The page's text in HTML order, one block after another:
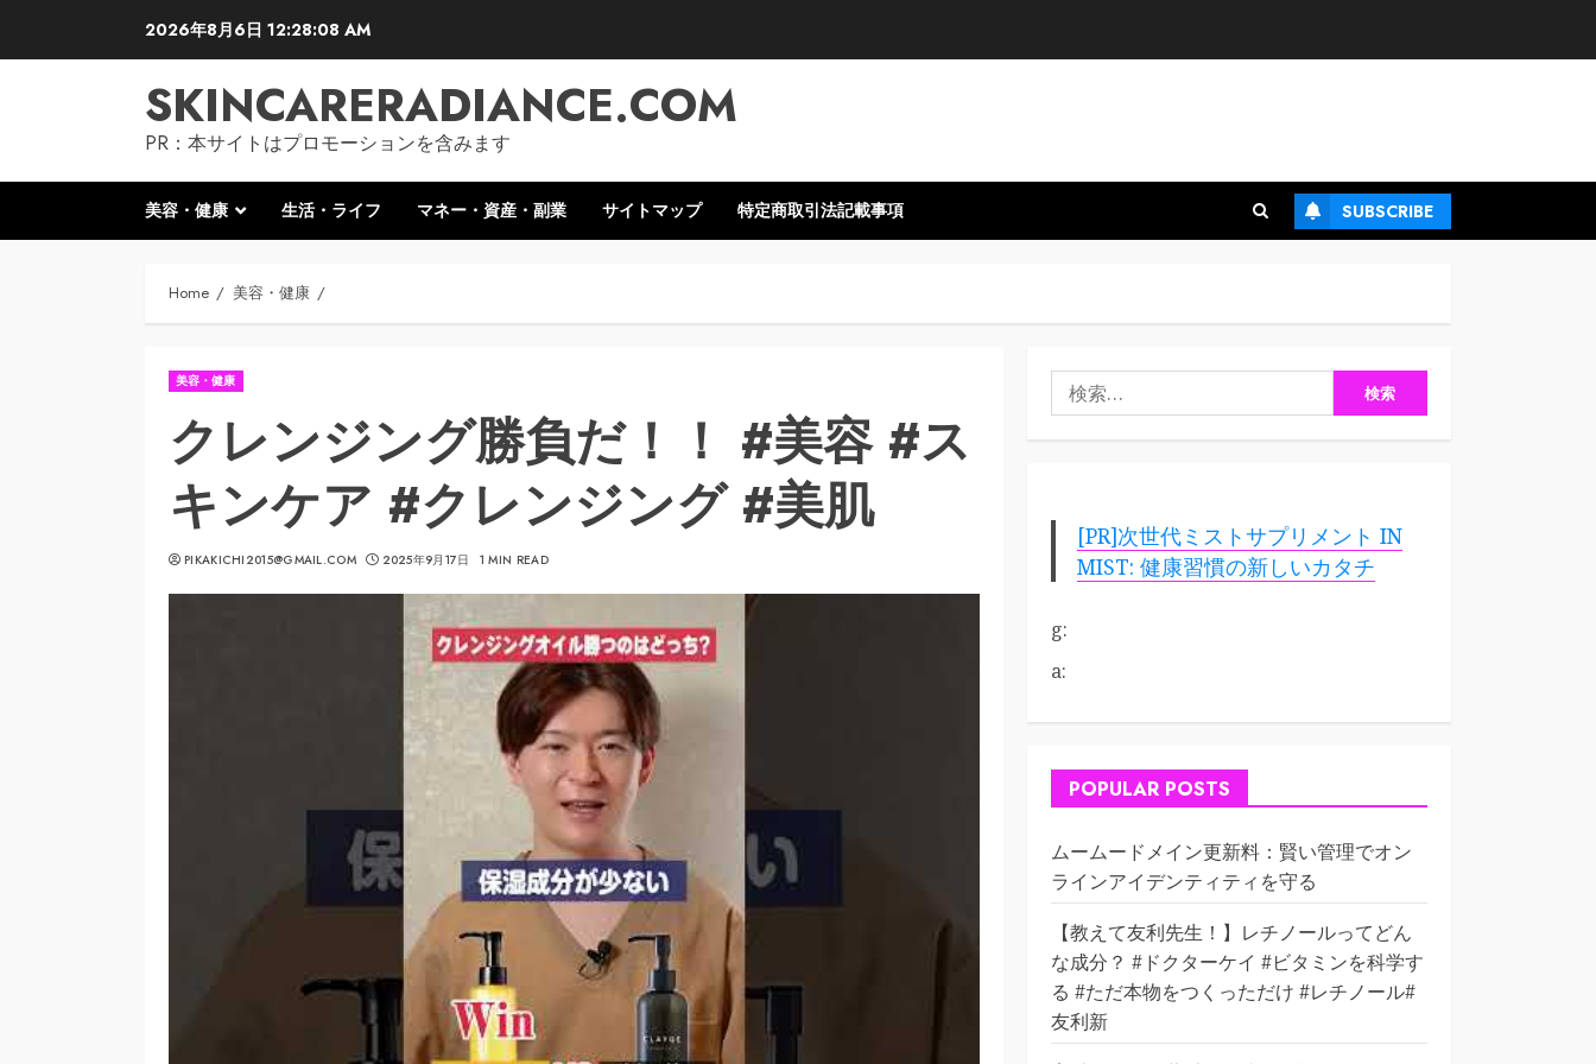
2026年8月6日 12:28:09 AM
SKINCARERADIANCE.COM
PR：本サイトはプロモーションを含みます
美容・健康 生活・ライフ マネー・資産・副業 サイトマップ 特定商取引法記載事項 SUBSCRIBE
Home 美容・健康
美容・健康
クレンジング勝負だ！！ #美容 #ス
キンケア #クレンジング #美肌
PIKAKICHI2015@GMAIL.COM 2025年9月17日 1 MIN READ
検
索:
[PR]次世代ミストサプリメント IN
MIST: 健康習慣の新しいカタチ
g:
a:
POPULAR POSTS
ムームードメイン更新料：賢い管理でオン
ラインアイデンティティを守る
【教えて友利先生！】レチノールってどん
な成分？ #ドクターケイ #ビタミンを科学す
る #ただ本物をつくっただけ #レチノール#
友利新